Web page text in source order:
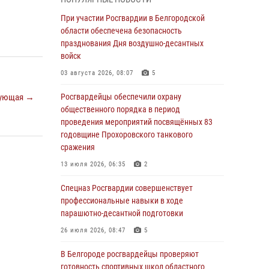
→
06 августа 2026, 06:54 3
Офицеры Росгвардии и ветераны войск
правопорядка почтили память генерала
армии Ивана Кирилловича Яковлева
Росгвардейцы приняли участие в акции
«Волна памяти», посвящённой 83‑й
годовщине освобождения Белгорода от
немецко ‑фашистских захватчиков
05 августа 2026, 08:34
Росгвардия призывает белгородских
владельцев оружия не затягивать с
перерегистрацией
05 августа 2026, 05:01
Росгвардейцы спасли раненого при атаке
FPV-дрона ВСУ жителя белгородского
При участии Росгвардии в Белгородской
области обеспечена безопасность
празднования Дня воздушно-десантных
войск
03 августа 2026, 08:07 5
Росгвардейцы обеспечили охрану
общественного порядка в период
проведения мероприятий посвящённых 83
годовщине Прохоровского танкового
сражения
13 июля 2026, 06:35 2
Спецназ Росгвардии совершенствует
профессиональные навыки в ходе
парашютно-десантной подготовки
26 июля 2026, 08:47 5
В Белгороде росгвардейцы проверяют
готовность спортивных школ областного